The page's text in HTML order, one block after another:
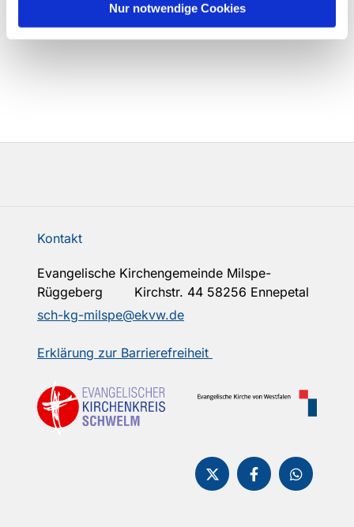
Nur notwendige Cookies
Kontakt
Evangelische Kirchengemeinde Milspe-
Rüggeberg Kirchstr. 44 58256 Ennepetal
sch-kg-milspe@ekvw.de
Erklärung zur Barrierefreiheit